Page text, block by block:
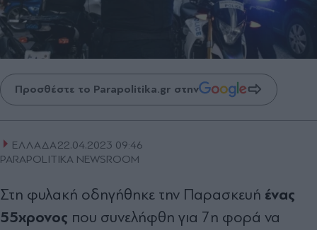
Προσθέστε το Parapolitika.gr στην
ΕΛΛΑΔΑ22.04.2023 09:46
PARAPOLITIKA NEWSROOM
Στη φυλακή οδηγήθηκε την Παρασκευή ένας
55χρονος που συνελήφθη για 7η φορά να